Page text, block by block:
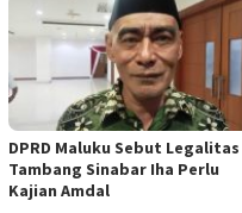
DPRD Maluku Sebut Legalitas
Tambang Sinabar Iha Perlu
Kajian Amdal